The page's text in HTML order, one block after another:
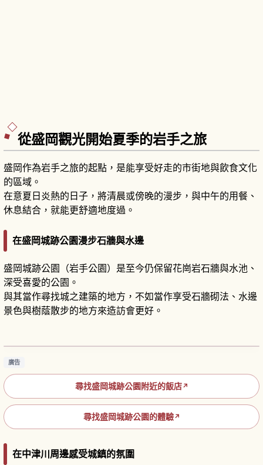
從盛岡觀光開始夏季的岩手之旅
盛岡作為岩手之旅的起點，是能享受好走的市街地與飲食文化
的區域。
在意夏日炎熱的日子，將清晨或傍晚的漫步，與中午的用餐、
休息結合，就能更舒適地度過。
在盛岡城跡公園漫步石牆與水邊
盛岡城跡公園（岩手公園）是至今仍保留花崗岩石牆與水池、
深受喜愛的公園。
與其當作尋找城之建築的地方，不如當作享受石牆砌法、水邊
景色與樹蔭散步的地方來造訪會更好。
盛岡城跡公園攻略｜南部氏石垣城跡與四季景色
廣告
尋找盛岡城跡公園附近的飯店↗
尋找盛岡城跡公園的體驗↗
在中津川周邊感受城鎮的氛圍